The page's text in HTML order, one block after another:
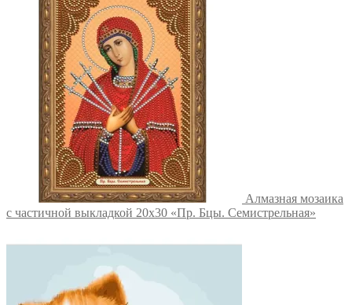
Алмазная мозаика
с частичной выкладкой 20х30 «Пр. Бцы. Семистрельная»